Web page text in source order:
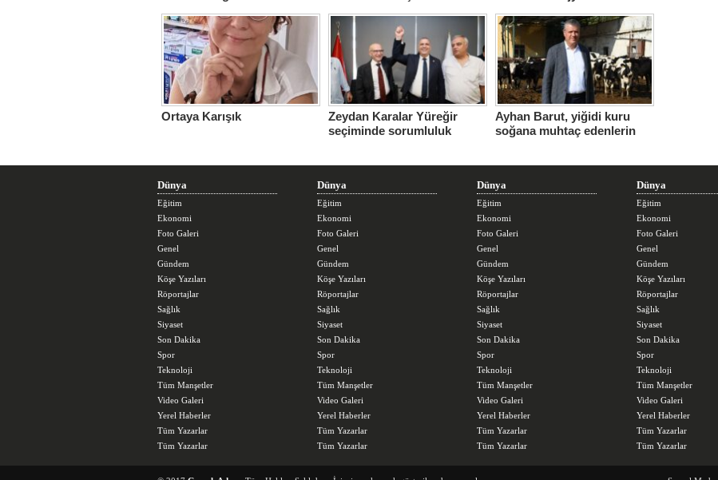
Ortaya Karışık Zeydan Karalar Yüreğir
seçiminde sorumluluk
Ayhan Barut, yiğidi kuru
soğana muhtaç edenlerin
Dünya
Eğitim
Ekonomi
Foto Galeri
Genel
Gündem
Köşe Yazıları
Röportajlar
Sağlık
Siyaset
Son Dakika
Spor
Teknoloji
Tüm Manşetler
Video Galeri
Yerel Haberler
Tüm Yazarlar
Tüm Yazarlar
Dünya
Eğitim
Ekonomi
Foto Galeri
Genel
Gündem
Köşe Yazıları
Röportajlar
Sağlık
Siyaset
Son Dakika
Spor
Teknoloji
Tüm Manşetler
Video Galeri
Yerel Haberler
Tüm Yazarlar
Tüm Yazarlar
Dünya
Eğitim
Ekonomi
Foto Galeri
Genel
Gündem
Köşe Yazıları
Röportajlar
Sağlık
Siyaset
Son Dakika
Spor
Teknoloji
Tüm Manşetler
Video Galeri
Yerel Haberler
Tüm Yazarlar
Tüm Yazarlar
Dünya
Eğitim
Ekonomi
Foto Galeri
Genel
Gündem
Köşe Yazıları
Röportajlar
Sağlık
Siyaset
Son Dakika
Spor
Teknoloji
Tüm Manşetler
Video Galeri
Yerel Haberler
Tüm Yazarlar
Tüm Yazarlar